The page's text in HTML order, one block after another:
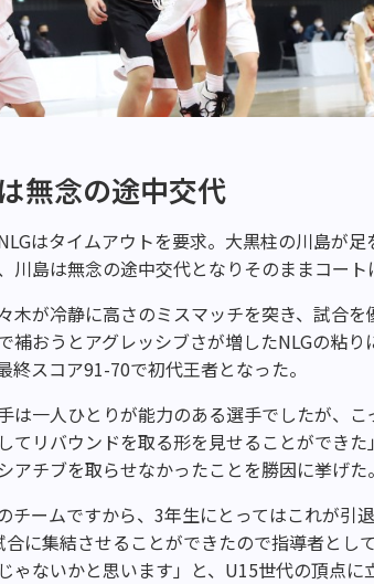
無念の途中交代
はタイムアウトを要求。大黒柱の川島が
川島は無念の途中交代となりそのままコート
木が冷静に高さのミスマッチを突き、試合
補おうとアグレッシブさが増したNLGの粘り
終スコア91-70で初代王者となった。
は一人ひとりが能力のある選手でしたが、
てリバウンドを取る形を見せることができ
アチブを取らせなかったことを勝因に挙げた。
チームですから、3年生にとってはこれが引
に集結させることができたので指導者とし
ゃないかと思います」と、U15世代の頂点に